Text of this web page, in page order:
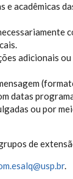
acadêmicas
adicionais
datas
ou por
de
.